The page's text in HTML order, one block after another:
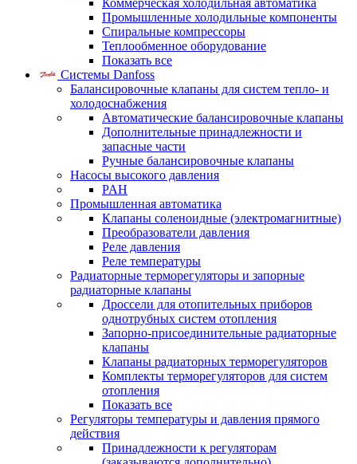
Коммерческая холодильная автоматика
Промышленные холодильные компоненты
Спиральные компрессоры
Теплообменное оборудование
Показать все
Системы Danfoss
Балансировочные клапаны для систем тепло- и
холодоснабжения
Автоматические балансировочные клапаны
Дополнительные принадлежности и
запасные части
Ручные балансировочные клапаны
Насосы высокого давления
PAH
Промышленная автоматика
Клапаны соленоидные (электромагнитные)
Преобразователи давления
Реле давления
Реле температуры
Радиаторные терморегуляторы и запорные
радиаторные клапаны
Дроссели для отопительных приборов
однотрубных систем отопления
Запорно-присоединительные радиаторные
клапаны
Клапаны радиаторных терморегуляторов
Комплекты терморегуляторов для систем
отопления
Показать все
Регуляторы температуры и давления прямого
действия
Принадлежности к регуляторам